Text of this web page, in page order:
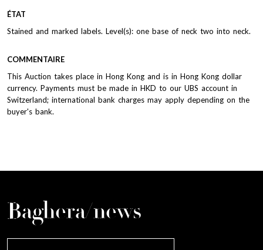
ÉTAT
Stained and marked labels. Level(s): one base of neck two into neck.
COMMENTAIRE
This Auction takes place in Hong Kong and is in Hong Kong dollar
currency. Payments must be made in HKD to our UBS account in
Switzerland; international bank charges may apply depending on the
buyer's bank.
Baghera/news